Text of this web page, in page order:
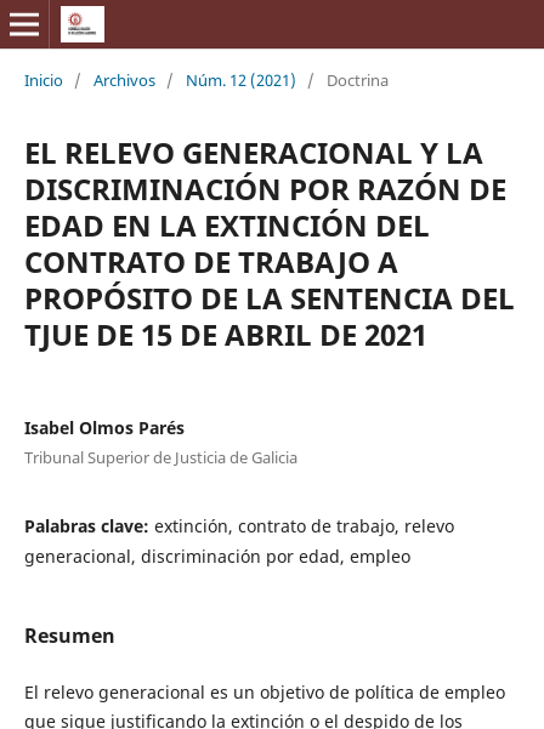
Inicio / Archivos / Núm. 12 (2021) / Doctrina
EL RELEVO GENERACIONAL Y LA
DISCRIMINACIÓN POR RAZÓN DE
EDAD EN LA EXTINCIÓN DEL
CONTRATO DE TRABAJO A
PROPÓSITO DE LA SENTENCIA DEL
TJUE DE 15 DE ABRIL DE 2021
Isabel Olmos Parés
Tribunal Superior de Justicia de Galicia
Palabras clave: extinción, contrato de trabajo, relevo
generacional, discriminación por edad, empleo
Resumen
El relevo generacional es un objetivo de política de empleo
que sigue justificando la extinción o el despido de los